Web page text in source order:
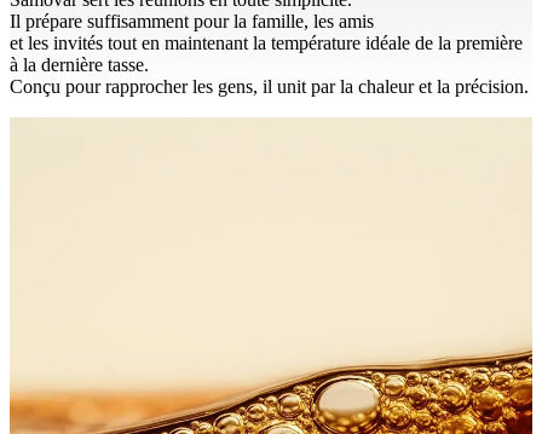
Il prépare suffisamment pour la famille, les amis
et les invités tout en maintenant la température idéale de la première
à la dernière tasse.
Conçu pour rapprocher les gens, il unit par la chaleur et la précision.